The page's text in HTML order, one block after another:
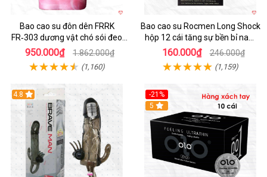
Bao cao su đôn dên FRRK
FR‑303 dương vật chó sói đeo
tiện lợi cực đã
950.000₫ 1.862.000₫
(1,160)
Bao cao su Rocmen Long Shock
hộp 12 cái tăng sự bền bỉ nam
giới
160.000₫ 246.000₫
(1,159)
4.8
-21%
Hot
5